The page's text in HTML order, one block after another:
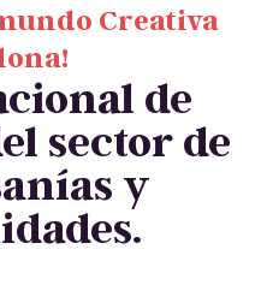
Creativa
de
sector de
y